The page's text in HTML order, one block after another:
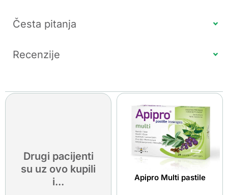
Česta pitanja
Recenzije
Drugi pacijenti
su uz ovo kupili
i...
Apipro Multi pastile